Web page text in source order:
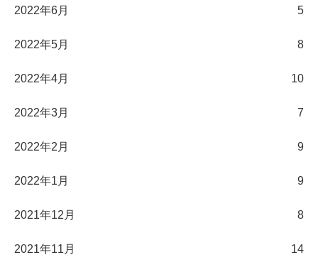
2022年6月 5
2022年5月 8
2022年4月 10
2022年3月 7
2022年2月 9
2022年1月 9
2021年12月 8
2021年11月 14